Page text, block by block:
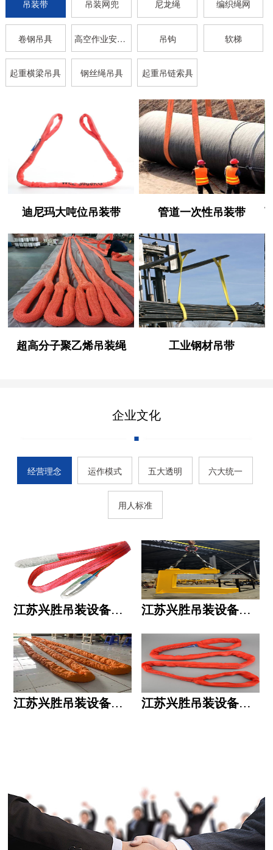
吊装带 吊装网兜 尼龙绳 编织绳网
卷钢吊具 高空作业安全带 吊钩 软梯
起重横梁吊具 钢丝绳吊具 起重吊链索具
迪尼玛大吨位吊装带 管道一次性吊装带
超高分子聚乙烯吊装绳 工业钢材吊带
企业文化
经营理念 运作模式 五大透明 六大统一
用人标准
江苏兴胜吊装设备有限公司的用人标准 江苏兴胜吊装设备有限公司的六大统一
江苏兴胜吊装设备有限公司五大透明 江苏兴胜吊装设备有限公司运作模式